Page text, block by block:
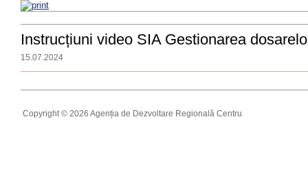
Instrucțiuni video SIA Gestionarea
15.07.2024
Copyright © 2026 Agenția de Dezvoltare Regională Centru